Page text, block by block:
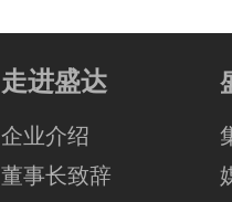
走进盛达
企业介绍
董事长致辞